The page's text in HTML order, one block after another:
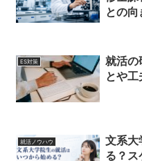
との
ES対策
就活の
とや
就活ノウハウ
文系大
る？ス